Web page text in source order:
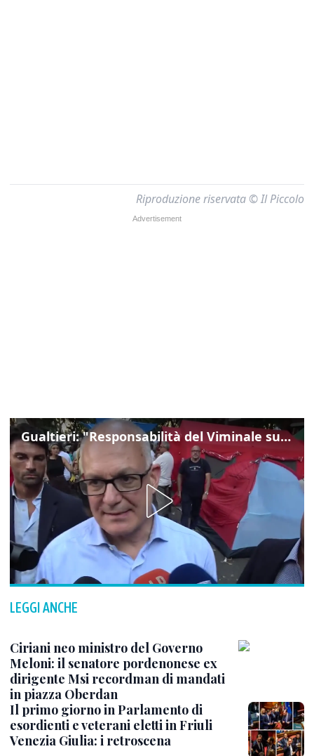
Riproduzione riservata © Il Piccolo
Gualtieri: "Responsabilità del Viminale su Spin Time? La posizione dei partiti è nota"
LEGGI ANCHE
Ciriani neo ministro del Governo
Meloni: il senatore pordenonese ex
dirigente Msi recordman di mandati
in piazza Oberdan
Il primo giorno in Parlamento di
esordienti e veterani eletti in Friuli
Venezia Giulia: i retroscena